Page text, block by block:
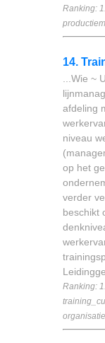
Ranking:
14.
...Wie ~
afdeling
niveau
op het
verder
beschikt
Ranking: